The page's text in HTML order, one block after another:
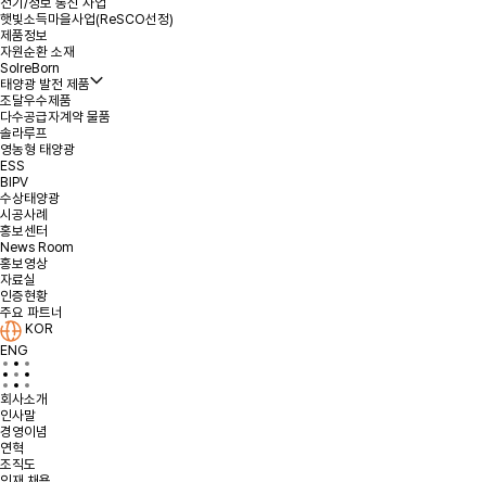
햇빛소득마을사업(ReSCO선정)
제품정보
자원순환 소재
SolreBorn
태양광 발전 제품
조달우수제품
다수공급자계약 물품
솔라루프
영농형 태양광
ESS
BIPV
수상태양광
시공사례
홍보센터
News Room
홍보영상
자료실
인증현황
주요 파트너
KOR
ENG
회사소개
인사말
경영이념
연혁
조직도
문의내용
첨부파일